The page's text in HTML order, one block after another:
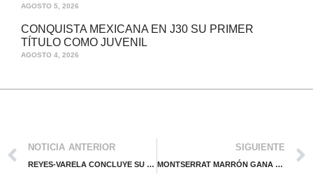
AGOSTO 5, 2026
CONQUISTA MEXICANA EN J30 SU PRIMER
TÍTULO COMO JUVENIL
AGOSTO 4, 2026
NOTICIA ANTERIOR
REYES-VARELA CONCLUYE SU PARTICIPACIÓN EN NY
SIGUIENTE
MONTSERRAT MARRÓN GANA EN J100 DISPUTADO EN ESPAÑA